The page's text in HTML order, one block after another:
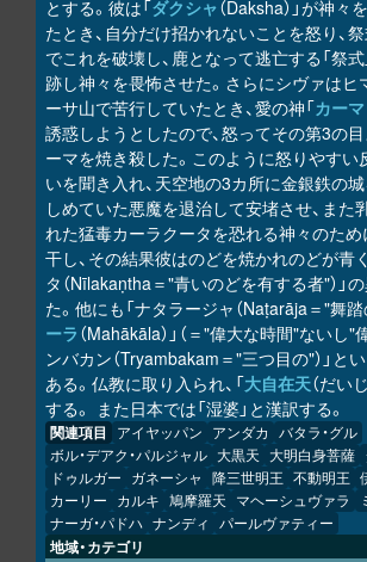
とする。彼は「ダクシャ（Daksha）」が神
たとき、自分だけ招かれないことを怒り、
でこれを破壊し、鹿となって逃亡する「祭
跡し神々を畏怖させた。さらにシヴァはヒ
ーサ山で苦行していたとき、愛の神「カーマ
誘惑しようとしたので、怒ってその第3の
ーマを焼き殺した。このように怒りやすい
いを聞き入れ、天空地の3カ所に金銀鉄の
しめていた悪魔を退治して安堵させ、また
れた猛毒カーラクータを恐れる神々のた
干し、その結果彼はのどを焼かれのどが青
タ（Nīlakaṇtha＝"青いのどを有する者"）」
た。他にも「ナタラージャ（Naṭarāja＝"舞踏の
ーラ （Mahākāla）」（＝"偉大な時間"ないし"
ンバカン（Tryambakam＝"三つ目の"）」と
ある。仏教に取り入られ、「大自在天（だい
する。 また日本では「湿婆」と漢訳する。
関連項目 アイヤッパン アンダカ バタラ・グル
ボル・デアク・パルジャル 大黒天 大明白身菩薩
ドゥルガー ガネーシャ 降三世明王 不動明王
カーリー カルキ 鳩摩羅天 マヘーシュヴァラ
ナーガ・パドハ ナンディ パールヴァティー
地域・カテゴリ